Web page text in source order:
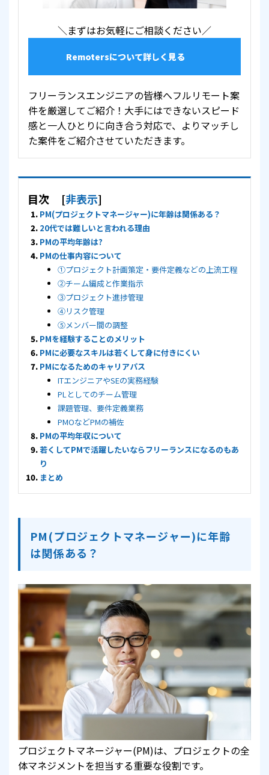
＼まずはお気軽にご相談ください／
Remotersについて詳しく見る
フリーランスエンジニアの皆様へフルリモート案
件を厳選してご紹介！大手にはできないスピード
感と一人ひとりに向き合う対応で、よりマッチし
た案件をご紹介させていただきます。
目次 [非表示]
PM(プロジェクトマネージャー)に年齢は関係ある？
20代では難しいと言われる理由
PMの平均年齢は?
PMの仕事内容について
①プロジェクト計画策定・要件定義などの上流工程
②チーム編成と作業指示
③プロジェクト進捗管理
④リスク管理
⑤メンバー間の調整
PMを経験することのメリット
PMに必要なスキルは若くして身に付きにくい
PMになるためのキャリアパス
ITエンジニアやSEの実務経験
PLとしてのチーム管理
課題管理、要件定義業務
PMOなどPMの補佐
PMの平均年収について
若くしてPMで活躍したいならフリーランスになるのもあ
り
まとめ
PM(プロジェクトマネージャー)に年齢
は関係ある？
プロジェクトマネージャー(PM)は、プロジェクトの全
体マネジメントを担当する重要な役割です。